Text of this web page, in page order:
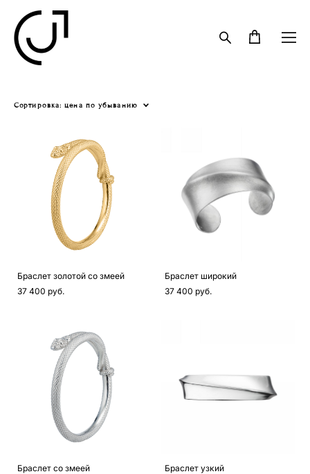
Сортировка: цена по убыванию
Браслет золотой со змеей
37 400 pуб.
Браслет широкий
37 400 pуб.
Браслет со змеей
Браслет узкий